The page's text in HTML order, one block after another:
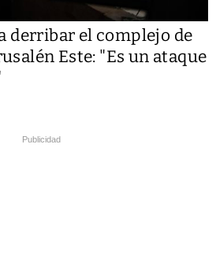
derribar el complejo de
Este: "Es un ataque
Publicidad